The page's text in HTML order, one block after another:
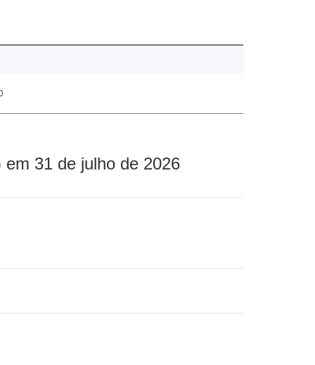
31 de julho de 2026